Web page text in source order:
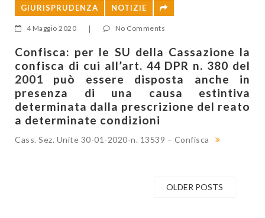
GIURISPRUDENZA NOTIZIE
4 Maggio 2020 | No Comments
Confisca: per le SU della Cassazione la
confisca di cui all’art. 44 DPR n. 380 del
2001 può essere disposta anche in
presenza di una causa estintiva
determinata dalla prescrizione del reato
a determinate condizioni
Cass. Sez. Unite 30-01-2020-n. 13539 – Confisca
OLDER POSTS